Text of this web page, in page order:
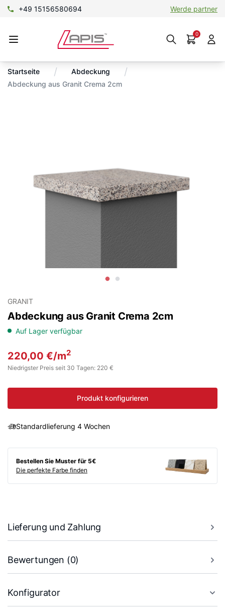
+49 15156580694 Werde partner
0
Startseite / Abdeckung /
Abdeckung aus Granit Crema 2cm
GRANIT
Abdeckung aus Granit Crema 2cm
Auf Lager verfügbar
220,00 €/m2
Niedrigster Preis seit 30 Tagen: 220 €
Produkt konfigurieren
Standardlieferung 4 Wochen
Bestellen Sie Muster für 5€
Die perfekte Farbe finden
Lieferung und Zahlung
Bewertungen (0)
Konfigurator